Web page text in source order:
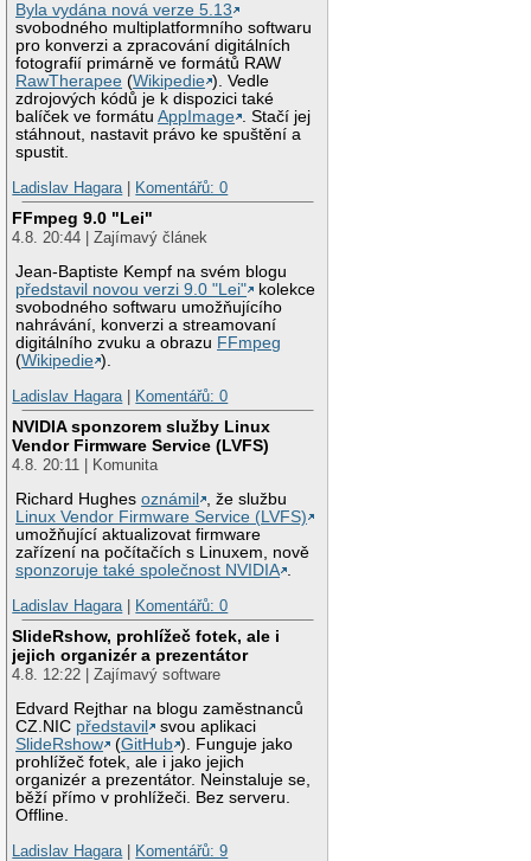
Byla vydána nová verze 5.13
svobodného multiplatformního softwaru
pro konverzi a zpracování digitálních
fotografií primárně ve formátů RAW
RawTherapee (Wikipedie ). Vedle
zdrojových kódů je k dispozici také
balíček ve formátuAppImage . Stačí jej
stáhnout, nastavit právo ke spuštění a
spustit.
Ladislav Hagara
Komentářů: 0
FFmpeg 9.0 "Lei"
4.8. 20:44 | Zajímavý článek
Jean-Baptiste Kempf na svém blogu
představil novou verzi 9.0 "Lei"
kolekce
svobodného softwaru umožňujícího
nahrávání, konverzi a streamovaní
digitálního zvuku a obrazu FFmpeg
(Wikipedie ).
Ladislav Hagara
Komentářů: 0
NVIDIA sponzorem služby Linux
Vendor Firmware Service (LVFS)
4.8. 20:11 | Komunita
Richard Hughesoznámil
, že službu
Linux Vendor Firmware Service (LVFS)
umožňující aktualizovat firmware
zařízení na počítačích s Linuxem, nově
sponzoruje také společnost NVIDIA .
Ladislav Hagara | Komentářů: 0
SlideRshow, prohlížeč fotek, ale i
jejich organizér a prezentátor
4.8. 12:22 | Zajímavý software
Edvard Rejthar na blogu zaměstnanců
CZ.NIC představil
svou aplikaci
SlideRshow
(GitHub ). Funguje jako
prohlížeč fotek, ale i jako jejich
organizér a prezentátor. Neinstaluje se,
běží přímo v prohlížeči. Bez serveru.
Offline.
Ladislav Hagara | Komentářů: 9